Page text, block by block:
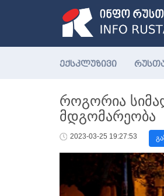
ექსკლუზივი
როგორია
მდგომარეობა
2023-03-25 19:27:53